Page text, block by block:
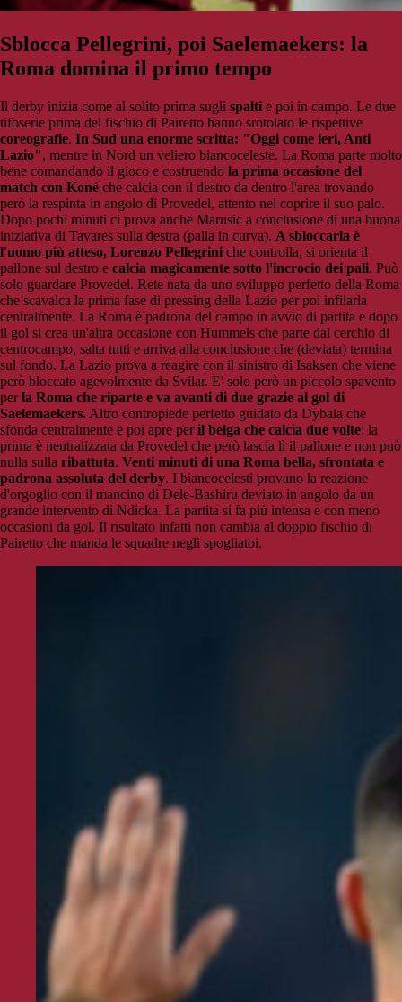
Sblocca Pellegrini, poi Saelemaekers: la
Roma domina il primo tempo
Il derby inizia come al solito prima sugli spalti e poi in campo. Le due
tifoserie prima del fischio di Pairetto hanno srotolato le rispettive
coreografie. In Sud una enorme scritta: "Oggi come ieri, Anti
Lazio", mentre in Nord un veliero biancoceleste. La Roma parte molto
bene comandando il gioco e costruendo la prima occasione del
match con Koné che calcia con il destro da dentro l'area trovando
però la respinta in angolo di Provedel, attento nel coprire il suo palo.
Dopo pochi minuti ci prova anche Marusic a conclusione di una buona
iniziativa di Tavares sulla destra (palla in curva). A sbloccarla è
l'uomo più atteso, Lorenzo Pellegrini che controlla, si orienta il
pallone sul destro e calcia magicamente sotto l'incrocio dei pali. Può
solo guardare Provedel. Rete nata da uno sviluppo perfetto della Roma
che scavalca la prima fase di pressing della Lazio per poi infilarla
centralmente. La Roma è padrona del campo in avvio di partita e dopo
il gol si crea un'altra occasione con Hummels che parte dal cerchio di
centrocampo, salta tutti e arriva alla conclusione che (deviata) termina
sul fondo. La Lazio prova a reagire con il sinistro di Isaksen che viene
però bloccato agevolmente da Svilar. E' solo però un piccolo spavento
perla Roma che riparte e va avanti di due grazie al gol di
Saelemaekers. Altro contropiede perfetto guidato da Dybala che
sfonda centralmente e poi apre peril belga che calcia due volte: la
prima è neutralizzata da Provedel che però lascia lì il pallone e non può
nulla sulla ribattuta. Venti minuti di una Roma bella, sfrontata e
padrona assoluta del derby. I biancocelesti provano la reazione
d'orgoglio con il mancino di Dele-Bashiru deviato in angolo da un
grande intervento di Ndicka. La partita si fa più intensa e con meno
occasioni da gol. Il risultato infatti non cambia al doppio fischio di
Pairetto che manda le squadre negli spogliatoi.